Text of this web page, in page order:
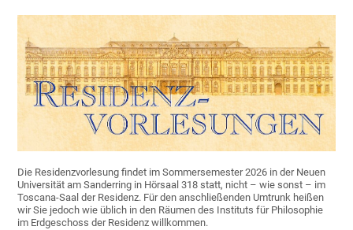
Die Residenzvorlesung findet im Sommersemester 2026 in der Neuen
Universität am Sanderring in Hörsaal 318 statt, nicht – wie sonst – im
Toscana-Saal der Residenz. Für den anschließenden Umtrunk heißen
wir Sie jedoch wie üblich in den Räumen des Instituts für Philosophie
im Erdgeschoss der Residenz willkommen.